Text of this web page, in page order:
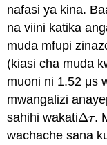
nafasi ya kina.
na viini katika
muda mfupi
(kiasi cha muda
muoni ni 1.52 μs
mwangalizi
sahihi wakatiΔτ
Δτ .
wachache sana